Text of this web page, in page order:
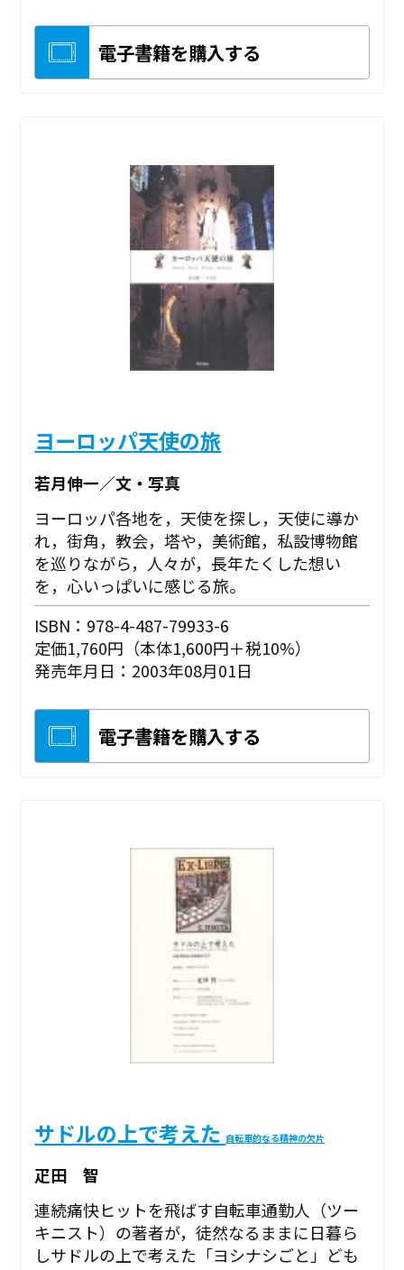
電子書籍を購入する
ヨーロッパ天使の旅
若月伸一／文・写真
ヨーロッパ各地を，天使を探し，天使に導か
れ，街角，教会，塔や，美術館，私設博物館
を巡りながら，人々が，長年たくした想い
を，心いっぱいに感じる旅。
ISBN：978-4-487-79933-6
定価1,760円（本体1,600円＋税10%）
発売年月日：2003年08月01日
電子書籍を購入する
サドルの上で考えた 自転車的なる精神の欠片
疋田 智
連続痛快ヒットを飛ばす自転車通勤人（ツー
キニスト）の著者が，徒然なるままに日暮ら
しサドルの上で考えた「ヨシナシごと」ども